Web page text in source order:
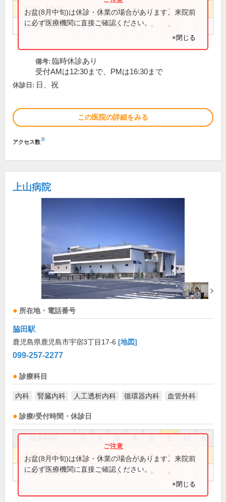
9:00～13:00 ● ● ● ● ●
14:00～16:00 ● ● ● ●
お盆(8月中旬)は休診・休業の場合があります。来院前
に必ず医療機関に直接ご確認ください。
×閉じる
備考: 臨時休診あり
受付AMは12:30まで、PMは16:30まで
休診日: 日、祝
この医院の詳細をみる
アクセス数※
上山病院
所在地・電話番号
脇田駅
鹿児島県鹿児島市宇宿3丁目17-6 [地図]
099-257-2277
診療科目
内科 腎臓内科 人工透析内科 循環器内科 血管外科
診療/受付時間・休診日
祝
9:00～13:00 ● ● ● ● ●
14:00～18:00 ● ● ●
お盆(8月中旬)は休診・休業の場合があります。来院前
に必ず医療機関に直接ご確認ください。
×閉じる